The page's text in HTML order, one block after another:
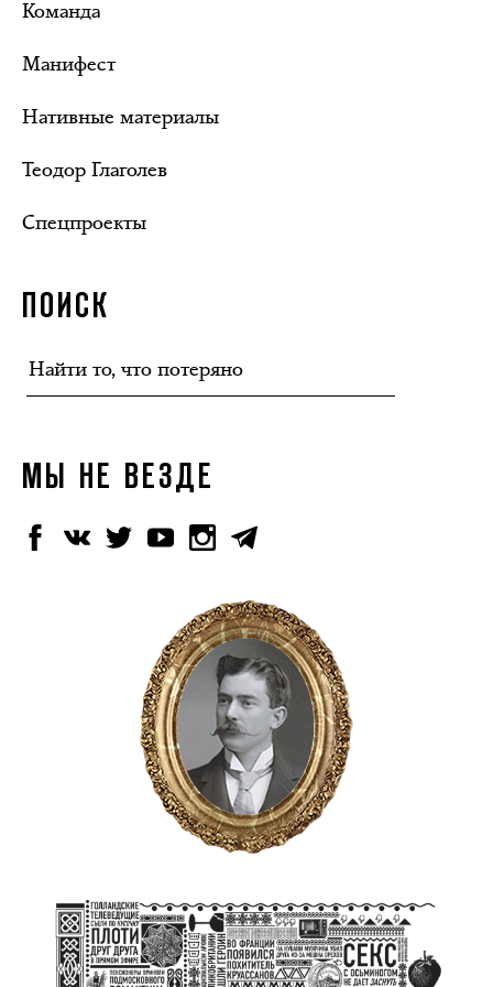
Команда
Манифест
Нативные материалы
Теодор Глаголев
Спецпроекты
ПОИСК
МЫ НЕ ВЕЗДЕ